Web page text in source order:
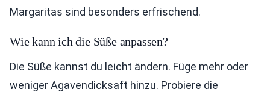
Margaritas sind besonders erfrischend.
Wie kann ich die Süße anpassen?
Die Süße kannst du leicht ändern. Füge mehr oder
weniger Agavendicksaft hinzu. Probiere die